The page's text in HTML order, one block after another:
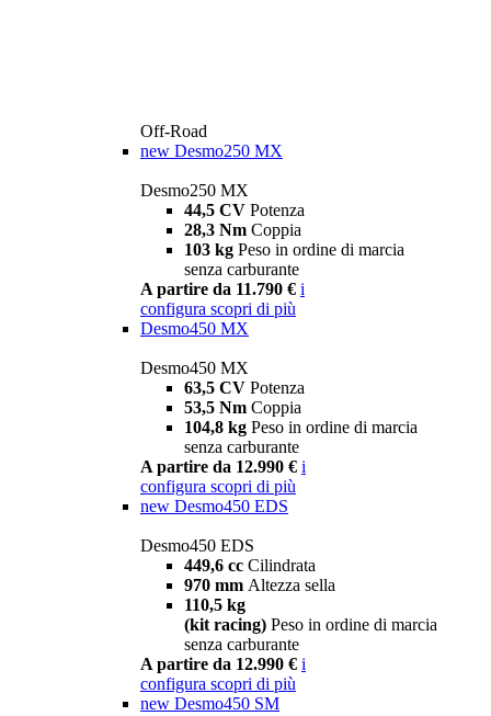
Off-Road
new Desmo250 MX
Desmo250 MX
44,5 CV Potenza
28,3 Nm Coppia
103 kg Peso in ordine di marcia
senza carburante
A partire da 11.790 € i
configura scopri di più
Desmo450 MX
Desmo450 MX
63,5 CV Potenza
53,5 Nm Coppia
104,8 kg Peso in ordine di marcia
senza carburante
A partire da 12.990 € i
configura scopri di più
new Desmo450 EDS
Desmo450 EDS
449,6 cc Cilindrata
970 mm Altezza sella
110,5 kg
(kit racing) Peso in ordine di marcia
senza carburante
A partire da 12.990 € i
configura scopri di più
new Desmo450 SM